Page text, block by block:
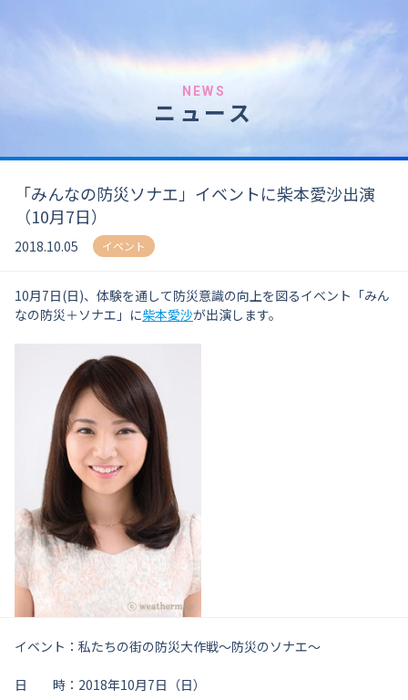
NEWS
ニュース
「みんなの防災ソナエ」イベントに柴本愛沙出演
（10月7日）
2018.10.05 イベント
10月7日(日)、体験を通して防災意識の向上を図るイベント「みん
なの防災＋ソナエ」に柴本愛沙が出演します。
イベント：私たちの街の防災大作戦～防災のソナエ～
日 時：2018年10月7日（日）